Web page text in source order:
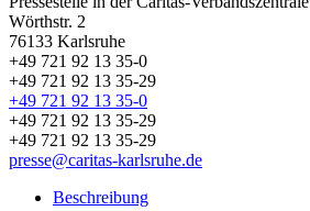
Wörthstr. 2
76133 Karlsruhe
+49 721 92 13 35-0
+49 721 92 13 35-29
+49 721 92 13 35-0
+49 721 92 13 35-29
+49 721 92 13 35-29
presse@caritas-karlsruhe.de
Beschreibung